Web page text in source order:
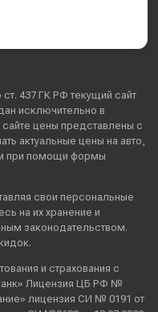
437 ГК РФ текущий сайт
исключительно в
цены представлены с
актуальные цены на авто,
при помощи формы
свои персональные
на их хранение и
законодательством.
и страхования с
Лицензия ЦБ РФ №
лицензия СИ № 0191 от